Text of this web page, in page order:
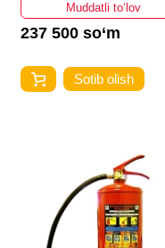
Muddatli to‘lov
237 500 so‘m
Sotib olish